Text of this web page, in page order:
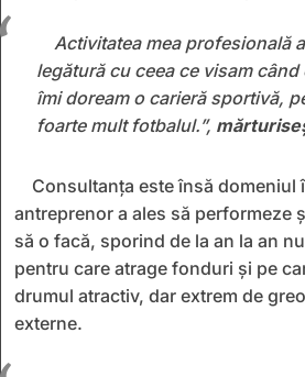
Activitatea mea profesională
legătură cu ceea ce visam
îmi doream o carieră sportivă,
foarte mult fotbalul.”,
Consultanţa este însă domeniul
antreprenor a ales să performeze
să o facă, sporind de la an la an
pentru care atrage fonduri şi pe
drumul atractiv, dar extrem de
externe.